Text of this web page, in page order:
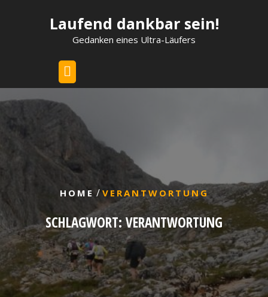
Laufend dankbar sein!
Gedanken eines Ultra-Läufers
HOME / VERANTWORTUNG
SCHLAGWORT:VERANTWORTUNG